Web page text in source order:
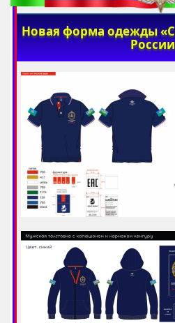
Новая форма одежды